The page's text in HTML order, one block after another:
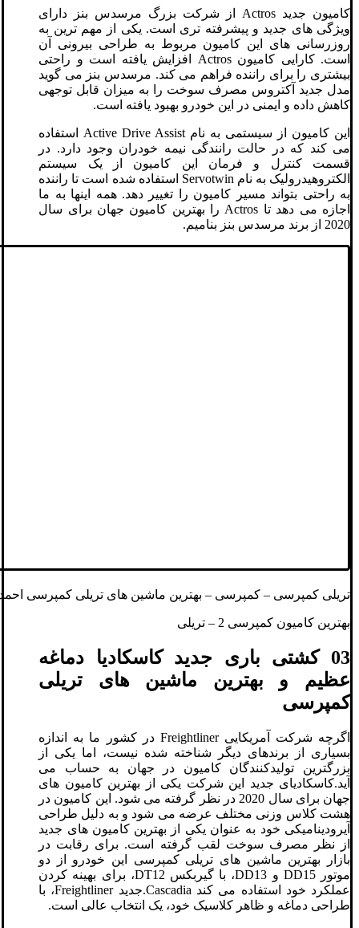
کامیون جدید Actros از شرکت بزرگ مرسدس بنز دارای
ویژگی های جدید و پیشرفته تری است. یکی از مهم ‌ترین به
‌روزرسانی‌ های این کامیون مربوط به طراحی بیرونی آن
است. کارایی کامیون Actros افزایش یافته است و راحتی
بیشتری را برای راننده فراهم می کند. مرسدس بنز می گوید
مدل جدید آکتروس مصرف سوخت را به میزان قابل توجهی
کاهش داده و ایمنی در این خودرو بهبود یافته است.
این کامیون از سیستمی به نام Active Drive Assist استفاده
می کند که در حالت رانندگی نیمه خودران وجود دارد. در
قسمت کنترل و فرمان این کامیون از یک سیستم
الکتروهیدرولیک به نام Servotwin استفاده شده است تا راننده
به راحتی بتواند مسیر کامیون را تغییر دهد. همه اینها به ما
اجازه می دهد تا Actros را بهترین کامیون جهان برای سال
2020 از برند مرسدس بنز بنامیم.
تریلی کمپرسی – کمپرسی – بهترین ماشین های تریلی کمپرسی
بهترین کامیون کمپرسی 2 – تریلی
03 کشتی باری جدید کاسکادیا دماغه
عظیم و بهترین ماشین های تریلی
کمپرسی
اگرچه شرکت آمریکایی Freightliner در کشور ما به اندازه
بسیاری از برندهای دیگر شناخته شده نیست، اما یکی از
بزرگترین تولیدکنندگان کامیون در جهان به حساب می
آید.کاسکادیای جدید این شرکت یکی از بهترین کامیون های
جهان برای سال 2020 در نظر گرفته می شود. این کامیون در
هشت کلاس وزنی مختلف عرضه می شود و به دلیل طراحی
آیرودینامیکی خود به عنوان یکی از بهترین کامیون های جدید
از نظر مصرف سوخت لقب گرفته است. برای رقابت در
بازار بهترین ماشین های تریلی کمپرسی این خودرو از دو
موتور DD15 و DD13، با گیربکس DT12، برای بهینه کردن
عملکرد خود استفاده می کند Cascadia.جدید Freightliner، با
طراحی دماغه و ظاهر کلاسیک خود، یک انتخاب عالی است.